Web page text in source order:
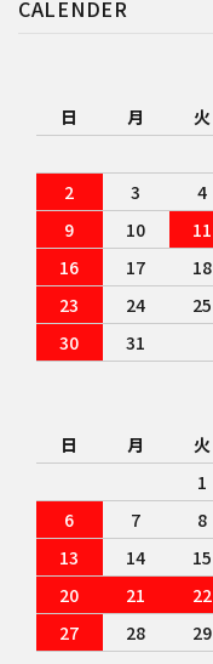
CALENDER
日 月 火
2
3 4
9
10 11
16
17 18
23
24 25
30
31
日 月 火
1
6
7 8
13
14 15
20
21 22
27
28 29